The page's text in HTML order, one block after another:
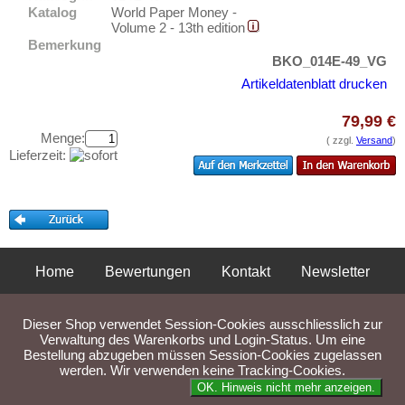
Französisch Äquatorial-Afrika
Französisch Somaliland
Ghana
Kamerun
Katanga
Komoren
Kongo, Demokratische Republik
Testbanknoten
Banknotenbriefe
Ihre Bewertungen
Informationen
Erhaltungsgrade
Gratisbanknoten
Katalog
World Paper Money -
Volume 2 - 13th edition
Bemerkung
BKO_014E-49_VG
Artikeldatenblatt drucken
Menge:
Lieferzeit:
79,99 €
( zzgl. Versand)
Home Bewertungen Kontakt
Newsletter
Liefer- und Versandkosten
Dieser Shop verwendet Session-Cookies ausschliesslich zur
Verwaltung des Warenkorbs und Login-Status. Um eine
Bestellung abzugeben müssen Session-Cookies zugelassen
werden. Wir verwenden keine Tracking-Cookies.
OK. Hinweis nicht mehr anzeigen.